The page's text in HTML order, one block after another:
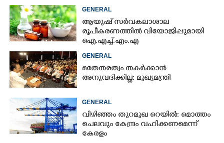
GENERAL
ആയുഷ് സർവകലാശാല
രൂപീകരണത്തിൽ വിയോജിപ്പുമായി
ഐ.എച്ച്.എം.എ
GENERAL
മതേതരത്വം തകർക്കാൻ
അനുവദിക്കില്ല: മുഖ്യമന്ത്രി
GENERAL
വിഴിഞ്ഞം തുറമുഖ റെയിൽ: മൊത്തം
ചെലവും കേന്ദ്രം വഹിക്കണമെന്ന്
കേരളം
Copy Link